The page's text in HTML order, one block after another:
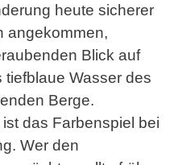
heute sicherer
angekommen,
Blick auf
Wasser des
Berge.
das Farbenspiel bei
Wer den